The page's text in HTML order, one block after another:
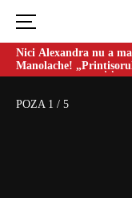
Nici Alexandra nu a
Manolache!
doi ani de căsnicie
POZA 1 / 5